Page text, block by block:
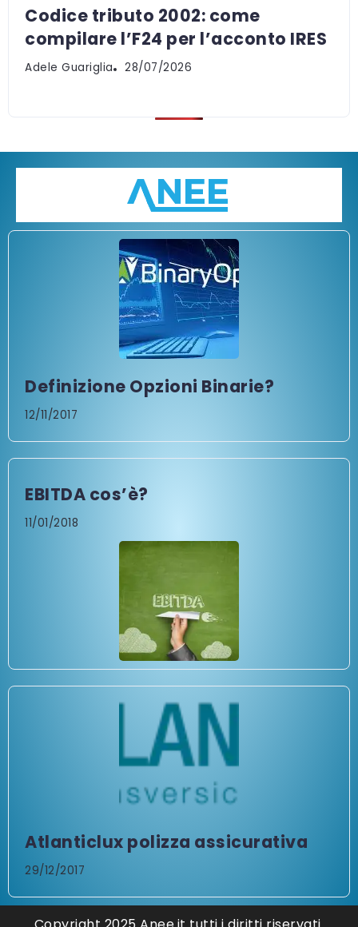
Codice tributo 2002: come
compilare l’F24 per l’acconto IRES
Adele Guariglia 28/07/2026
Definizione Opzioni Binarie?
12/11/2017
EBITDA cos’è?
11/01/2018
Atlanticlux polizza assicurativa
29/12/2017